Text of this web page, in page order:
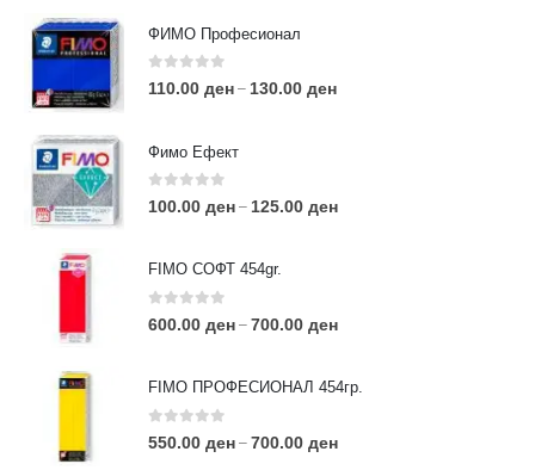
ФИМО Професионал
0out of 5
110.00 ден – 130.00 ден
Фимо Ефект
0 out of 5
100.00 ден – 125.00 ден
FIMO СОФТ 454gr.
0out of 5
600.00 ден – 700.00 ден
FIMO ПРОФЕСИОНАЛ 454гр.
0out of 5
550.00 ден – 700.00 ден